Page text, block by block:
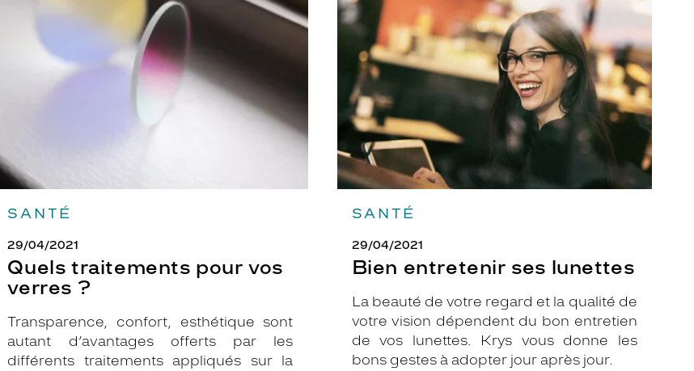
SANTÉ
29/04/2021
Quels traitements pour vos
verres ?
Transparence, confort, esthétique sont
autant d’avantages offerts par les
différents traitements appliqués sur la
SANTÉ
29/04/2021
Bien entretenir ses lunettes
La beauté de votre regard et la qualité de
votre vision dépendent du bon entretien
de vos lunettes. Krys vous donne les
bons gestes à adopter jour après jour.
ses
lunettes